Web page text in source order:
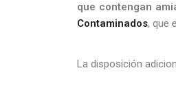
que contengan
Contaminados, que
La disposición